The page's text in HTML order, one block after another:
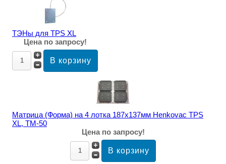
ТЭНы для TPS XL
Цена по запросу!
Матрица (Форма) на 4 лотка 187х137мм Henkovac TPS
XL, TM-50
Цена по запросу!